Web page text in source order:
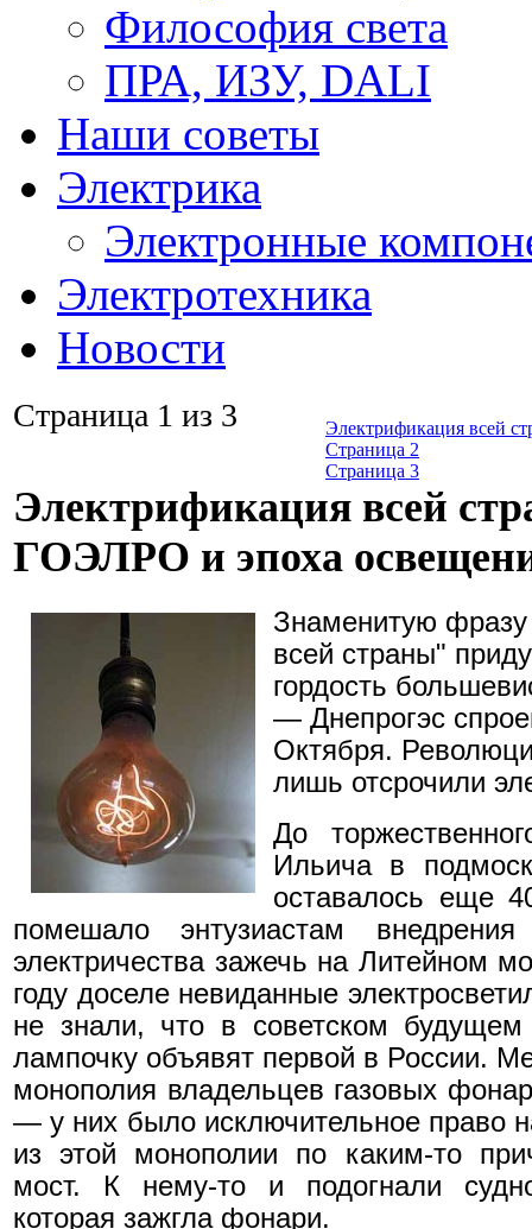
Философия света
ПРА, ИЗУ, DALI
Наши советы
Электрика
Электронные
Электротехника
Новости
Электрификация всей
Страница 2
Страница 3
Страница 1 из 3
Электрификация всей
ГОЭЛРО и эпоха
Знаменитую
всей страны"
гордость
— Днепрогэс
Октября.
лишь отсрочили
До
Ильича в
оставалось еще
помешало энтузиастам
электричества зажечь на Литейном
году доселе невиданные
не знали, что в советском
лампочку объявят первой в России.
монополия владельцев газовых
— у них было исключительное право
из этой монополии по каким-то
мост. К нему-то и подогнали
которая зажгла фонари.